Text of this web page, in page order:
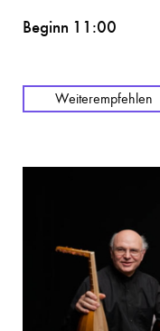
Beginn 11:00
Weiterempfehlen